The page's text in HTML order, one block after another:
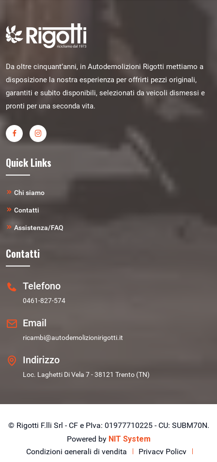
Da oltre cinquant’anni, in Autodemolizioni Rigotti mettiamo a
disposizione la nostra esperienza per offrirti pezzi originali,
garantiti e subito disponibili, selezionati da veicoli dismessi e
pronti per una seconda vita.
Quick Links
Chi siamo
Contatti
Assistenza/FAQ
Contatti
Telefono
0461-827-574
Email
ricambi@autodemolizionirigotti.it
Indirizzo
Loc. Laghetti Di Vela 7 - 38121 Trento (TN)
© Rigotti F.lli Srl - CF e PIva: 01977710225 - CU: SUBM70N.
Powered by NIT System
Condizioni generali di vendita
Privacy Policy